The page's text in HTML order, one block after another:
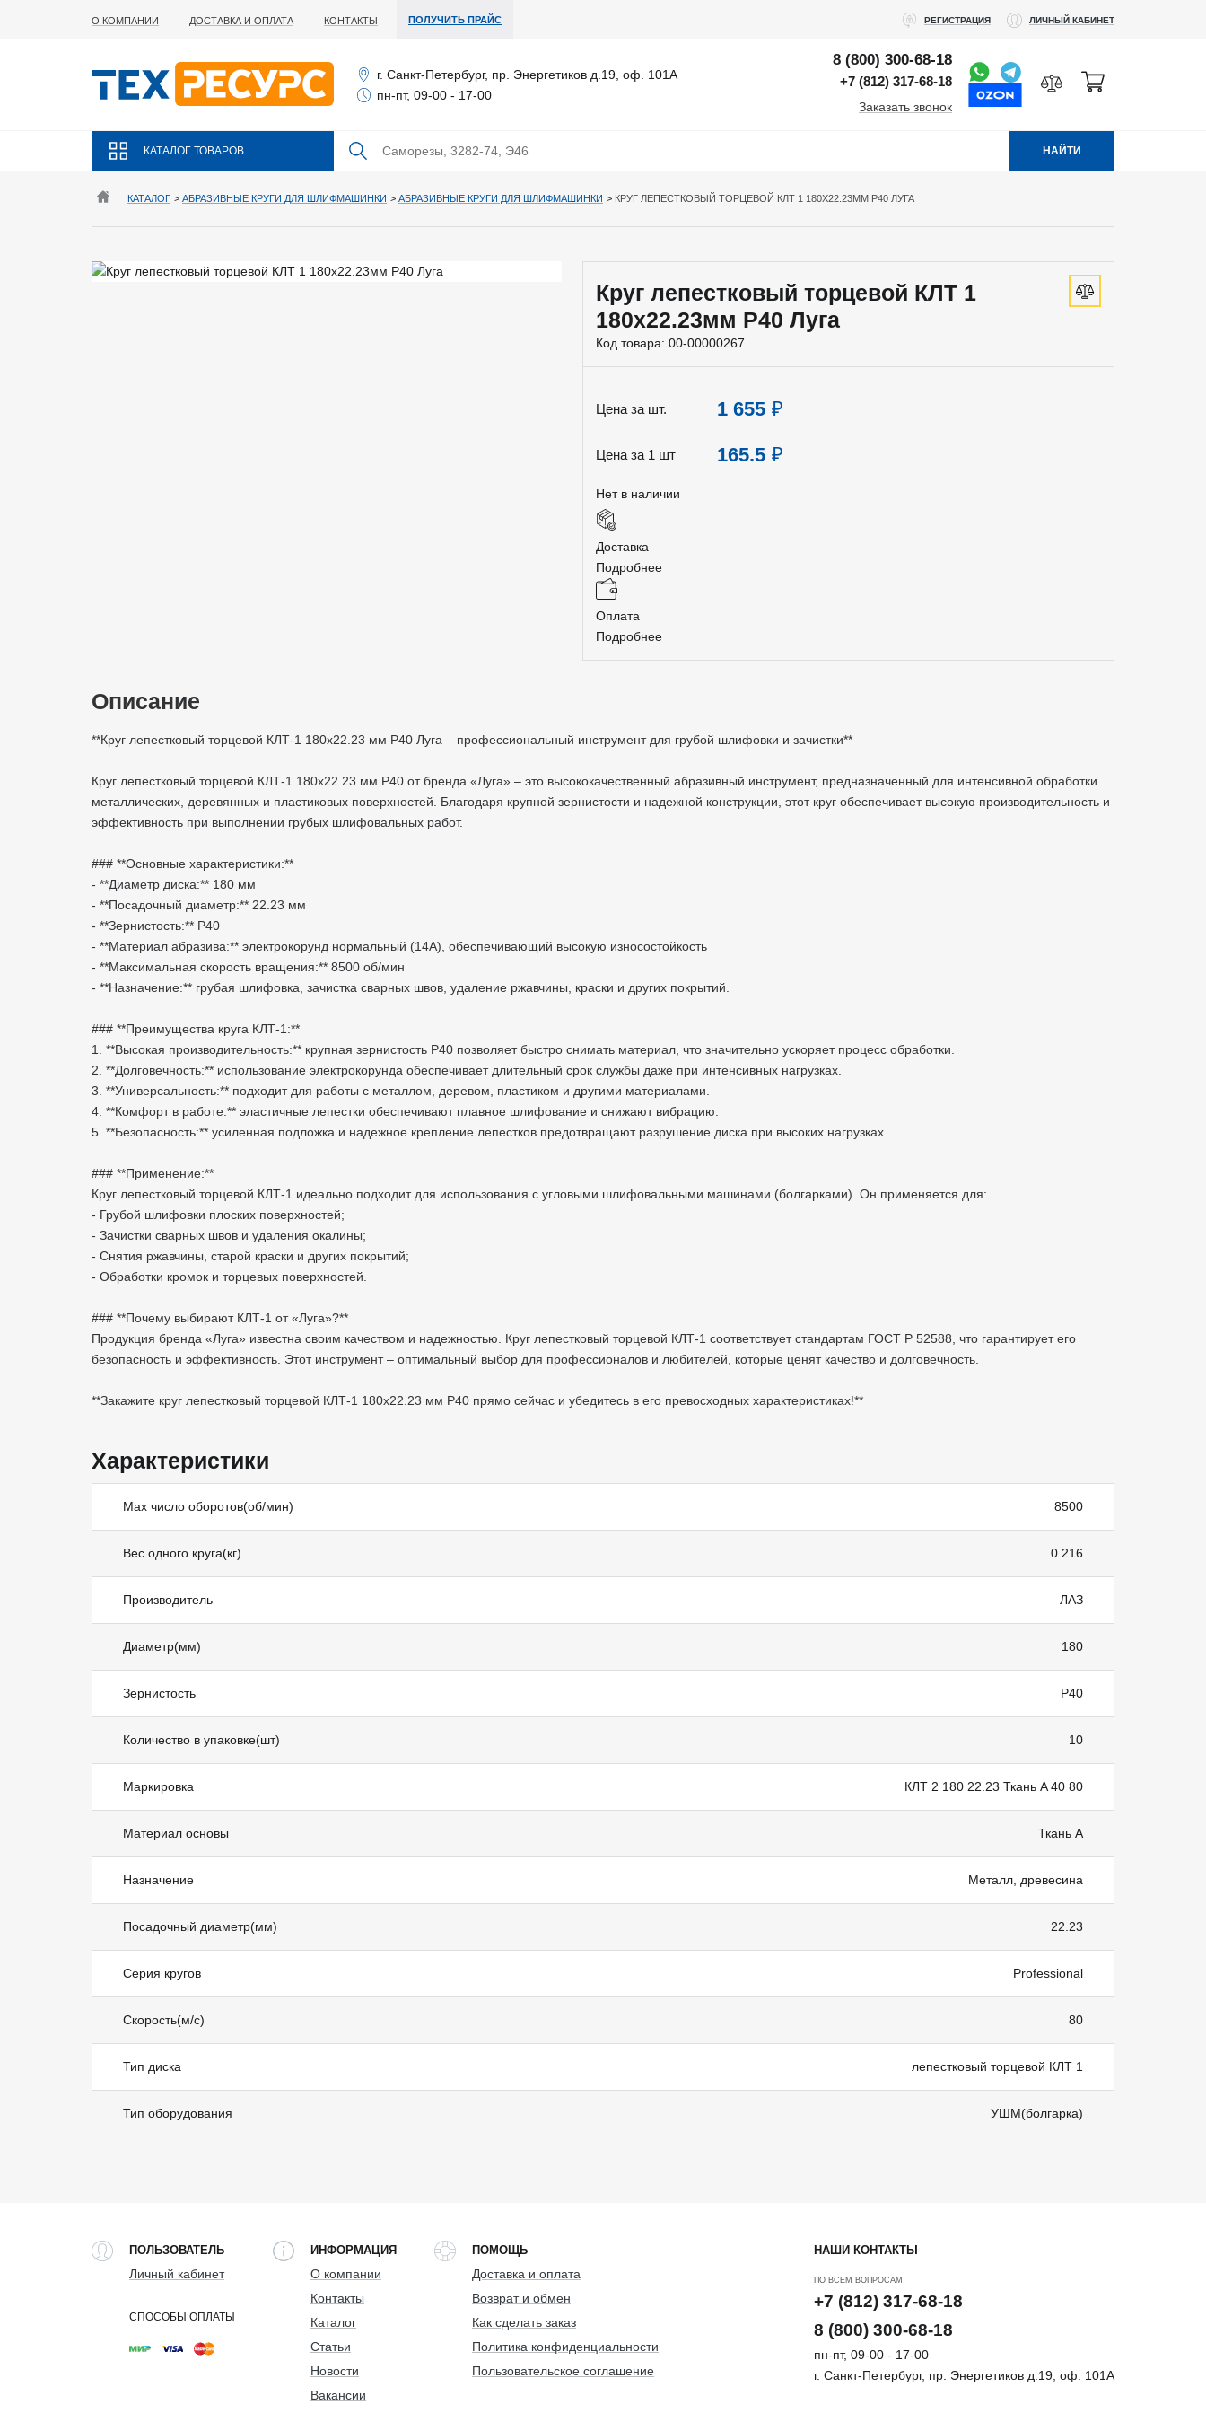
О КОМПАНИИ ДОСТАВКА И ОПЛАТА КОНТАКТЫ ПОЛУЧИТЬ ПРАЙС РЕГИСТРАЦИЯ ЛИЧНЫЙ КАБИНЕТ
г. Санкт-Петербург, пр. Энергетиков д.19, оф. 101А
пн-пт, 09-00 - 17-00
8 (800) 300-68-18
+7 (812) 317-68-18
Заказать звонок
КАТАЛОГ ТОВАРОВ НАЙТИ
КАТАЛОГ > АБРАЗИВНЫЕ КРУГИ ДЛЯ ШЛИФМАШИНКИ > АБРАЗИВНЫЕ КРУГИ ДЛЯ ШЛИФМАШИНКИ > КРУГ ЛЕПЕСТКОВЫЙ ТОРЦЕВОЙ КЛТ 1 180Х22.23ММ Р40 ЛУГА
Круг лепестковый торцевой КЛТ 1
180х22.23мм Р40 Луга
Код товара: 00-00000267
Цена за шт. 1 655 ₽
Цена за 1 шт 165.5 ₽
Нет в наличии
Доставка
Подробнее
Оплата
Подробнее
Описание
**Круг лепестковый торцевой КЛТ-1 180х22.23 мм Р40 Луга – профессиональный инструмент для грубой шлифовки и зачистки**
Круг лепестковый торцевой КЛТ-1 180х22.23 мм Р40 от бренда «Луга» – это высококачественный абразивный инструмент, предназначенный для интенсивной обработки
металлических, деревянных и пластиковых поверхностей. Благодаря крупной зернистости и надежной конструкции, этот круг обеспечивает высокую производительность и
эффективность при выполнении грубых шлифовальных работ.
### **Основные характеристики:**
- **Диаметр диска:** 180 мм
- **Посадочный диаметр:** 22.23 мм
- **Зернистость:** Р40
- **Материал абразива:** электрокорунд нормальный (14А), обеспечивающий высокую износостойкость
- **Максимальная скорость вращения:** 8500 об/мин
- **Назначение:** грубая шлифовка, зачистка сварных швов, удаление ржавчины, краски и других покрытий.
### **Преимущества круга КЛТ-1:**
1. **Высокая производительность:** крупная зернистость Р40 позволяет быстро снимать материал, что значительно ускоряет процесс обработки.
2. **Долговечность:** использование электрокорунда обеспечивает длительный срок службы даже при интенсивных нагрузках.
3. **Универсальность:** подходит для работы с металлом, деревом, пластиком и другими материалами.
4. **Комфорт в работе:** эластичные лепестки обеспечивают плавное шлифование и снижают вибрацию.
5. **Безопасность:** усиленная подложка и надежное крепление лепестков предотвращают разрушение диска при высоких нагрузках.
### **Применение:**
Круг лепестковый торцевой КЛТ-1 идеально подходит для использования с угловыми шлифовальными машинами (болгарками). Он применяется для:
- Грубой шлифовки плоских поверхностей;
- Зачистки сварных швов и удаления окалины;
- Снятия ржавчины, старой краски и других покрытий;
- Обработки кромок и торцевых поверхностей.
### **Почему выбирают КЛТ-1 от «Луга»?**
Продукция бренда «Луга» известна своим качеством и надежностью. Круг лепестковый торцевой КЛТ-1 соответствует стандартам ГОСТ Р 52588, что гарантирует его
безопасность и эффективность. Этот инструмент – оптимальный выбор для профессионалов и любителей, которые ценят качество и долговечность.
**Закажите круг лепестковый торцевой КЛТ-1 180х22.23 мм Р40 прямо сейчас и убедитесь в его превосходных характеристиках!**
Характеристики
Max число оборотов(об/мин) 8500
Вес одного круга(кг) 0.216
Производитель ЛАЗ
Диаметр(мм) 180
Зернистость Р40
Количество в упаковке(шт) 10
Маркировка КЛТ 2 180 22.23 Ткань A 40 80
Материал основы Ткань А
Назначение Металл, древесина
Посадочный диаметр(мм) 22.23
Серия кругов Professional
Скорость(м/с) 80
Тип диска лепестковый торцевой КЛТ 1
Тип оборудования УШМ(болгарка)
ПОЛЬЗОВАТЕЛЬ
Личный кабинет
СПОСОБЫ ОПЛАТЫ
ИНФОРМАЦИЯ
О компании
Контакты
Каталог
Статьи
Новости
Вакансии
ПОМОЩЬ
Доставка и оплата
Возврат и обмен
Как сделать заказ
Политика конфиденциальности
Пользовательское соглашение
НАШИ КОНТАКТЫ
ПО ВСЕМ ВОПРОСАМ
+7 (812) 317-68-18
8 (800) 300-68-18
пн-пт, 09-00 - 17-00
г. Санкт-Петербург, пр. Энергетиков д.19, оф. 101А